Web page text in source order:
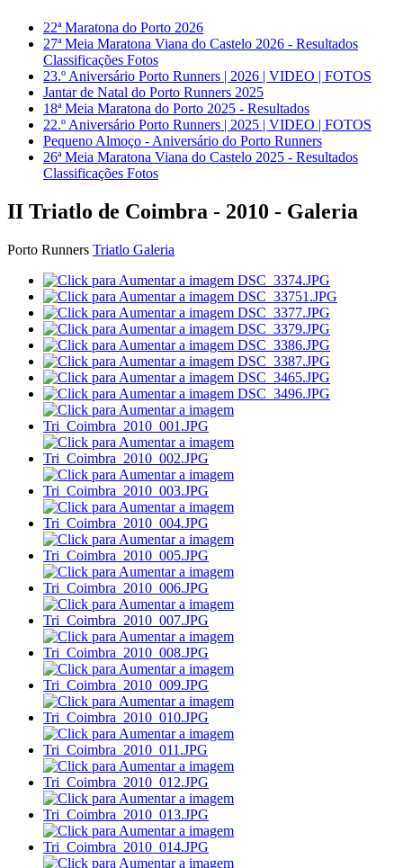
22ª Maratona do Porto 2026
27ª Meia Maratona Viana do Castelo 2026 - Resultados
Classificações Fotos
23.º Aniversário Porto Runners | 2026 | VIDEO | FOTOS
Jantar de Natal do Porto Runners 2025
18ª Meia Maratona do Porto 2025 - Resultados
22.º Aniversário Porto Runners | 2025 | VIDEO | FOTOS
Pequeno Almoço - Aniversário do Porto Runners
26ª Meia Maratona Viana do Castelo 2025 - Resultados
Classificações Fotos
II Triatlo de Coimbra - 2010 - Galeria
Porto Runners Triatlo Galeria